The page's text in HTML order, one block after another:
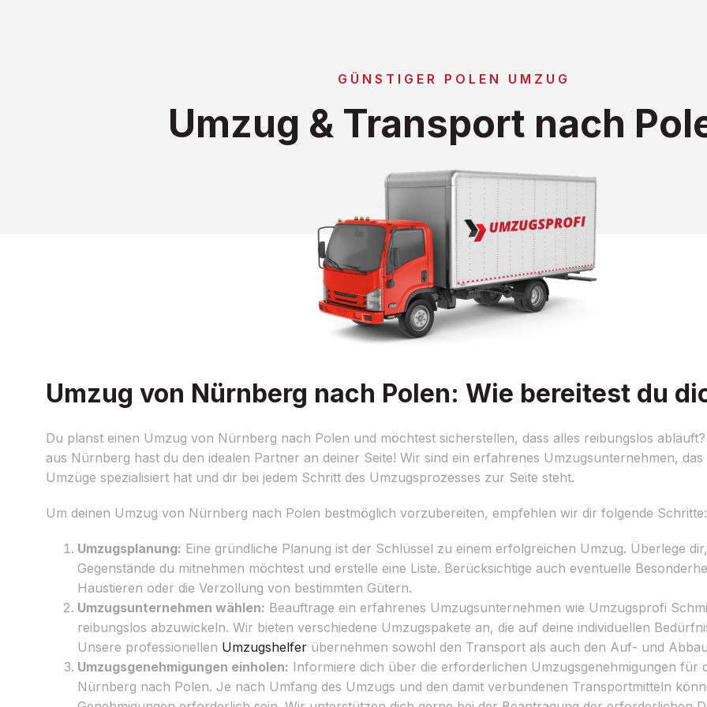
GÜNSTIGER POLEN UMZUG
Umzug & Transport nach
Umzug von Nürnberg nach Polen: Wie bereitest du
Du planst einen Umzug von Nürnberg nach Polen und möchtest sicherstellen, dass alles reibungslos
aus Nürnberg hast du den idealen Partner an deiner Seite! Wir sind ein erfahrenes Umzugsunternehmen,
Umzüge spezialisiert hat und dir bei jedem Schritt des Umzugsprozesses zur Seite steht.
Um deinen Umzug von Nürnberg nach Polen bestmöglich vorzubereiten, empfehlen wir dir folgende Schritte:
Umzugsplanung: Eine gründliche Planung ist der Schlüssel zu einem erfolgreichen Umzug. Überlege
Gegenstände du mitnehmen möchtest und erstelle eine Liste. Berücksichtige auch eventuelle
Haustieren oder die Verzollung von bestimmten Gütern.
Umzugsunternehmen wählen: Beauftrage ein erfahrenes Umzugsunternehmen wie Umzugsprofi
reibungslos abzuwickeln. Wir bieten verschiedene Umzugspakete an, die auf deine individuellen
Unsere professionellen Umzugshelfer übernehmen sowohl den Transport als auch den Auf- und
Umzugsgenehmigungen einholen: Informiere dich über die erforderlichen Umzugsgenehmigungen für
Nürnberg nach Polen. Je nach Umfang des Umzugs und den damit verbundenen Transportmitteln